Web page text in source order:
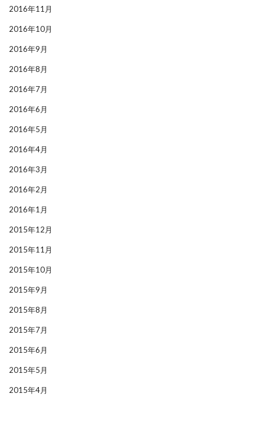
2016年11月
2016年10月
2016年9月
2016年8月
2016年7月
2016年6月
2016年5月
2016年4月
2016年3月
2016年2月
2016年1月
2015年12月
2015年11月
2015年10月
2015年9月
2015年8月
2015年7月
2015年6月
2015年5月
2015年4月